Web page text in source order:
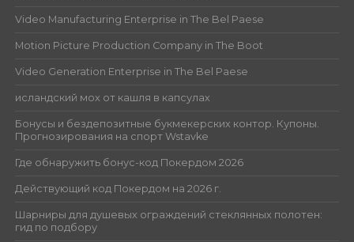
Video Manufacturing Enterprise in The Bel Paese
Motion Picture Production Company in The Boot
Video Generation Enterprise in The Bel Paese
исландский мох от кашля в капсулах
Бонусы и бездепозитные букмекерских контор. Купоны.
Прогнозирования на спорт Wstavke
Где обнаружить бонус-код Покердом 2026
Действующий код Покердом на 2026 г.
Шарниры для душевых ограждений стеклянных полотен:
гид по подбору